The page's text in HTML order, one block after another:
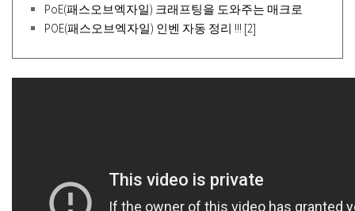
PoE(패스오브엑자일) 크래프팅을 도와주는 매크로
POE(패스오브엑자일) 인벤 자동 정리 !!! [2]